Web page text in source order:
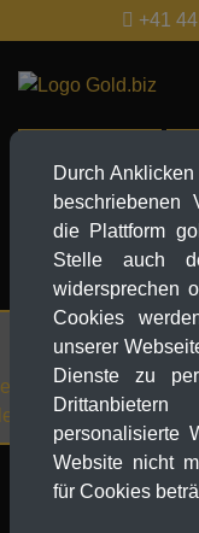
+41
EUR
EUR
MEHR...
mit 3.087 USD
Investoren an
Durch
beschriebenen
die Plattform
Stelle auch
widersprechen
Cookies
unserer
Dienste zu
personalisierte
Website nicht
für Cookies